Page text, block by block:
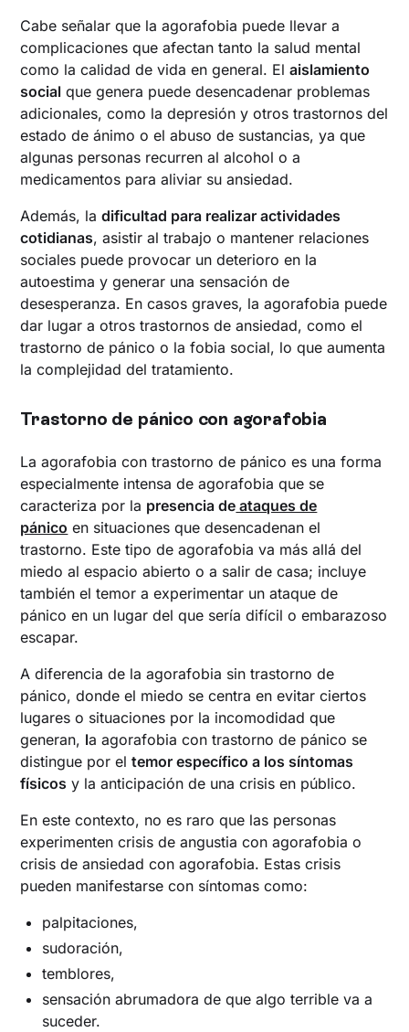
Cabe señalar que la agorafobia puede llevar a
complicaciones que afectan tanto la salud mental
como la calidad de vida en general. Elaislamiento
social que genera puede desencadenar problemas
adicionales, como la depresión y otros trastornos del
estado de ánimo o el abuso de sustancias, ya que
algunas personas recurren al alcohol o a
medicamentos para aliviar su ansiedad.
Además, ladificultad para realizar actividades
cotidianas, asistir al trabajo o mantener relaciones
sociales puede provocar un deterioro en la
autoestima y generar una sensación de
desesperanza. En casos graves, la agorafobia puede
dar lugar a otros trastornos de ansiedad, como el
trastorno de pánico o la fobia social, lo que aumenta
la complejidad del tratamiento.
Trastorno de pánico con agorafobia
La agorafobia con trastorno de pánico es una forma
especialmente intensa de agorafobia que se
caracteriza por la presencia de ataques de
pánico en situaciones que desencadenan el
trastorno. Este tipo de agorafobia va más allá del
miedo al espacio abierto o a salir de casa; incluye
también el temor a experimentar un ataque de
pánico en un lugar del que sería difícil o embarazoso
escapar.
A diferencia de la agorafobia sin trastorno de
pánico, donde el miedo se centra en evitar ciertos
lugares o situaciones por la incomodidad que
generan, la agorafobia con trastorno de pánico se
distingue por eltemor específico a los síntomas
físicos y la anticipación de una crisis en público.
En este contexto, no es raro que las personas
experimenten crisis de angustia con agorafobia o
crisis de ansiedad con agorafobia. Estas crisis
pueden manifestarse con síntomas como:
palpitaciones,
sudoración,
temblores,
sensación abrumadora de que algo terrible va a
suceder.